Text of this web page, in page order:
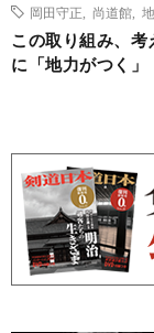
岡田守正
尚道館
この取り組み、考
に「地力がつく」